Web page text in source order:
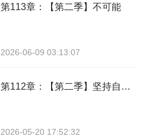
第113章：【第二季】不可能
2026-06-09 03:13:07
第112章：【第二季】坚持自己的想法
2026-05-20 17:52:32